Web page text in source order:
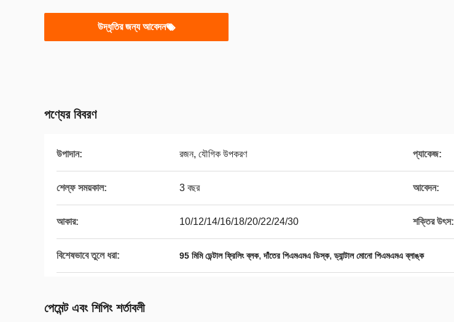
উদ্ধৃতির জন্য আবেদন
পণ্যের বিবরণ
উপাদান: রজন, যৌগিক উপকরণ প্যাকেজ:
শেল্ফ সময়কাল: 3 বছর আবেদন:
আকার: 10/12/14/16/18/20/22/24/30 শক্তির উৎস:
বিশেষভাবে তুলে ধরা: 95 মিমি ডেন্টাল ফ্রিলিং ব্লক,দাঁতের পিএমএমএ ডিস্ক,ড্যান্টাল মোনো পিএমএমএ ব্লাঙ্ক
পেমেন্ট এবং শিপিং শর্তাবলী